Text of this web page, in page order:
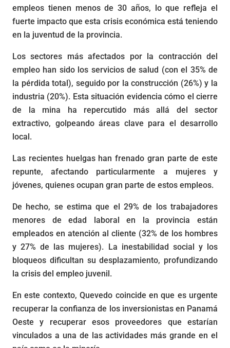
empleos tienen menos de 30 años, lo que refleja el
fuerte impacto que esta crisis económica está teniendo
en la juventud de la provincia.
Los sectores más afectados por la contracción del
empleo han sido los servicios de salud (con el 35% de
la pérdida total), seguido por la construcción (26%) y la
industria (20%). Esta situación evidencia cómo el cierre
de la mina ha repercutido más allá del sector
extractivo, golpeando áreas clave para el desarrollo
local.
Las recientes huelgas han frenado gran parte de este
repunte, afectando particularmente a mujeres y
jóvenes, quienes ocupan gran parte de estos empleos.
De hecho, se estima que el 29% de los trabajadores
menores de edad laboral en la provincia están
empleados en atención al cliente (32% de los hombres
y 27% de las mujeres). La inestabilidad social y los
bloqueos dificultan su desplazamiento, profundizando
la crisis del empleo juvenil.
En este contexto, Quevedo coincide en que es urgente
recuperar la confianza de los inversionistas en Panamá
Oeste y recuperar esos proveedores que estarían
vinculados a una de las actividades más grande en el